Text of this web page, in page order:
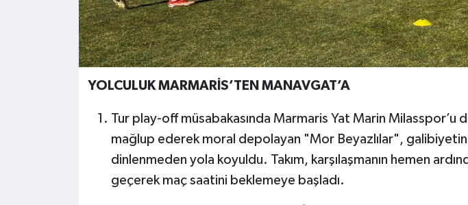
YOLCULUK MARMARİS’TEN MANAVGAT’A
Tur play-off müsabakasında Marmaris Yat Marin Milasspor’u
mağlup ederek moral depolayan "Mor Beyazlılar", galibiyetin
dinlenmeden yola koyuldu. Takım, karşılaşmanın hemen
geçerek maç saatini beklemeye başladı.